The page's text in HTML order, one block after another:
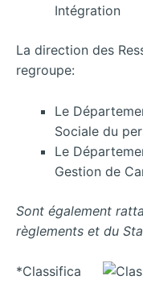
Intégration
La direction des
regroupe:
Le
Sociale du
Le
Gestion de
Sont également
règlements et du
*Classifica